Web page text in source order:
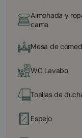
Almohada y
cama
Mesa de
WC Lavabo
Toallas de
Espejo